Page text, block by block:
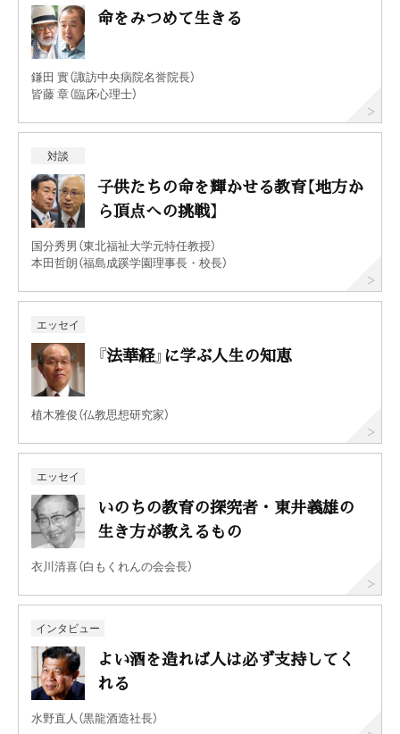
命をみつめて生きる
鎌田 實（諏訪中央病院名誉院長）
皆藤 章（臨床心理士）
対談
子供たちの命を輝かせる教育【地方か
ら頂点への挑戦】
国分秀男（東北福祉大学元特任教授）
本田哲朗（福島成蹊学園理事長・校長）
エッセイ
『法華経』に学ぶ人生の知恵
植木雅俊（仏教思想研究家）
エッセイ
いのちの教育の探究者・東井義雄の
生き方が教えるもの
衣川清喜（白もくれんの会会長）
インタビュー
よい酒を造れば人は必ず支持してく
れる
水野直人（黒龍酒造社長）